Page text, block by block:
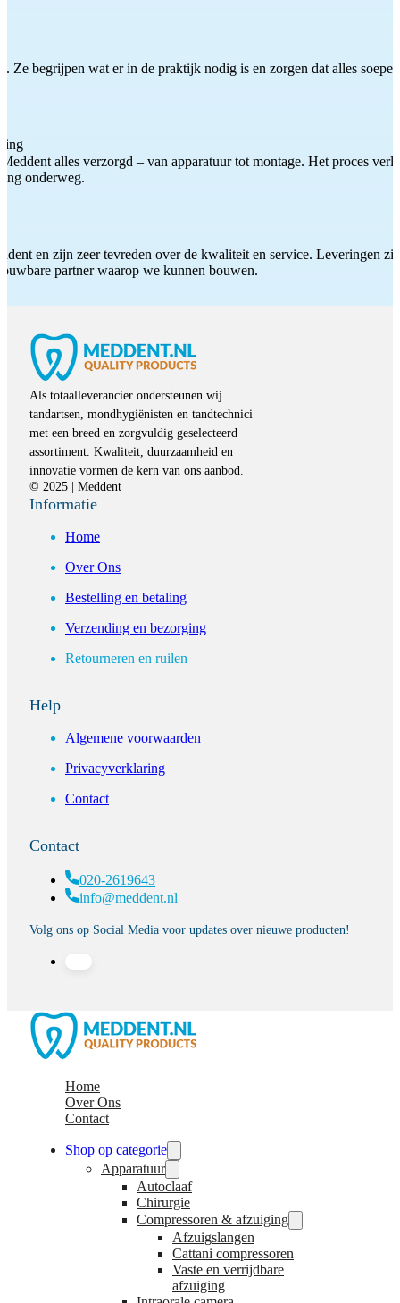
Ze begrijpen wat er in de praktijk nodig is en zorgen dat alles
alles verzorgd – van apparatuur tot montage. Het proces
onderweg.
en zijn zeer tevreden over de kwaliteit en service. Leveringen
partner waarop we kunnen bouwen.
Als totaalleverancier ondersteunen wij
tandartsen, mondhygiënisten en tandtechnici
met een breed en zorgvuldig geselecteerd
assortiment. Kwaliteit, duurzaamheid en
innovatie vormen de kern van ons aanbod.
© 2025 | Meddent
Informatie
Home
Over Ons
Bestelling en betaling
Verzending en bezorging
Retourneren en ruilen
Help
Algemene voorwaarden
Privacyverklaring
Contact
Contact
020-2619643
info@meddent.nl
Volg ons op Social Media voor updates over nieuwe producten!
Home
Over Ons
Contact
Shop op categorie
Apparatuur
Autoclaaf
Chirurgie
Compressoren & afzuiging
Afzuigslangen
Cattani compressoren
Vaste en verrijdbare
afzuiging